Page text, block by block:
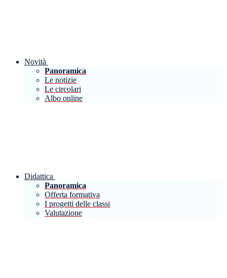
Novità
Panoramica
Le notizie
Le circolari
Albo online
Didattica
Panoramica
Offerta formativa
I progetti delle classi
Valutazione